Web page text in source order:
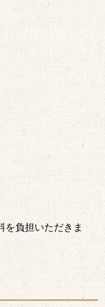
を負担いただきま